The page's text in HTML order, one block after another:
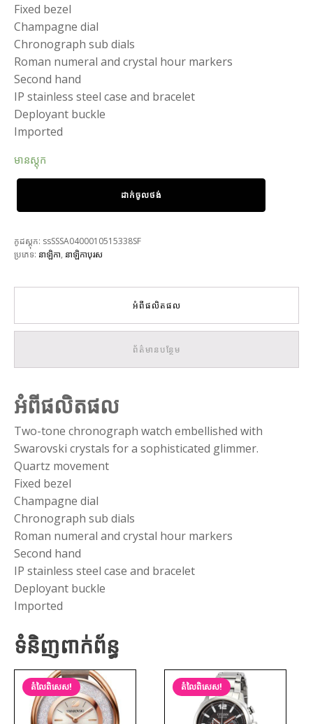
Fixed bezel
Champagne dial
Chronograph sub dials
Roman numeral and crystal hour markers
Second hand
IP stainless steel case and bracelet
Deployant buckle
Imported
មានស្តុក
ដាក់ចូលថង់
កូដស្តុក: ssSSSA0400010515338SF
ប្រភេទ: នាឡិកា, នាឡិកាបុរស
អំពីផលិតផល
ព័ត៌មានបន្ថែម
អំពីផលិតផល
Two-tone chronograph watch embellished with
Swarovski crystals for a sophisticated glimmer.
Quartz movement
Fixed bezel
Champagne dial
Chronograph sub dials
Roman numeral and crystal hour markers
Second hand
IP stainless steel case and bracelet
Deployant buckle
Imported
ទំនិញពាក់ព័ន្ធ
តំលៃពិសេស! តំលៃពិសេស!